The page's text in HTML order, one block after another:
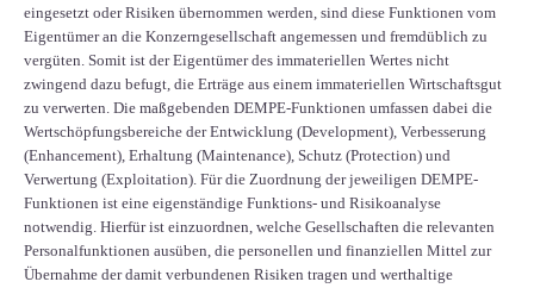
eingesetzt oder Risiken übernommen werden, sind diese Funktionen vom
Eigentümer an die Konzerngesellschaft angemessen und fremdüblich zu
vergüten. Somit ist der Eigentümer des immateriellen Wertes nicht
zwingend dazu befugt, die Erträge aus einem immateriellen Wirtschaftsgut
zu verwerten. Die maßgebenden DEMPE-Funktionen umfassen dabei die
Wertschöpfungsbereiche der Entwicklung (Development), Verbesserung
(Enhancement), Erhaltung (Maintenance), Schutz (Protection) und
Verwertung (Exploitation). Für die Zuordnung der jeweiligen DEMPE-
Funktionen ist eine eigenständige Funktions- und Risikoanalyse
notwendig. Hierfür ist einzuordnen, welche Gesellschaften die relevanten
Personalfunktionen ausüben, die personellen und finanziellen Mittel zur
Übernahme der damit verbundenen Risiken tragen und werthaltige